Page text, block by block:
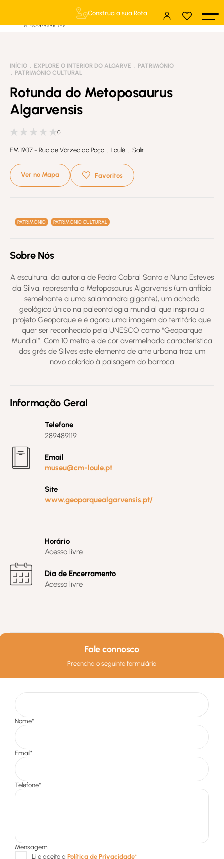
Construa a sua Rota
INÍCIO EXPLORE O INTERIOR DO ALGARVE
PATRIMÓNIO
PATRIMÓNIO CULTURAL
Rotunda do Metoposaurus
Algarvensis
0
EM 1907 - Rua de Várzea do Poço . Loulé . Salir
Ver no Mapa Favoritos
PATRIMÓNIO PATRIMÓNIO CULTURAL
Sobre Nós
A escultura, da autoria de Pedro Cabral Santo e Nuno Esteves
da Silva, representa o Metoposaurus Algarvensis (um anfíbio
semelhante a uma salamandra gigante), um achado
geológico único na paleontologia mundial que inspirou o
projeto Geoparque e é agora uma imagem do território que
quer ser reconhecido pela UNESCO como “Geoparque
Mundial”. Com 10 metro e de cor avermelhada característica
dos grés de Silves este elemento de arte urbana traz um
novo colorido à paisagem do barroca
Informação Geral
Telefone
289489119
Email
museu@cm-loule.pt
Site
www.geoparquealgarvensis.pt/
Horário
Acesso livre
Dia de Encerramento
Acesso livre
Fale connosco
Preencha o seguinte formulário